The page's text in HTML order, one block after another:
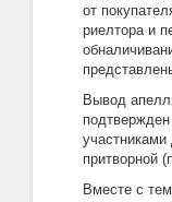
от
риелтора и
Вывод
притворной
Вместе с